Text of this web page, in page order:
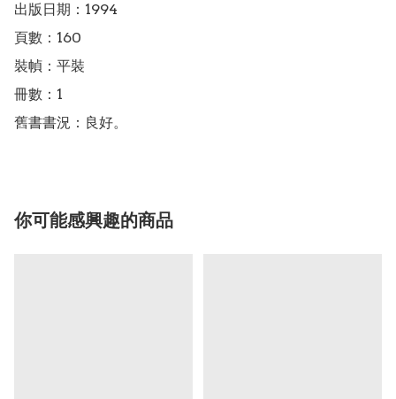
出版日期：1994
頁數：160
裝幀：平裝
冊數：1
舊書書況：良好。
你可能感興趣的商品